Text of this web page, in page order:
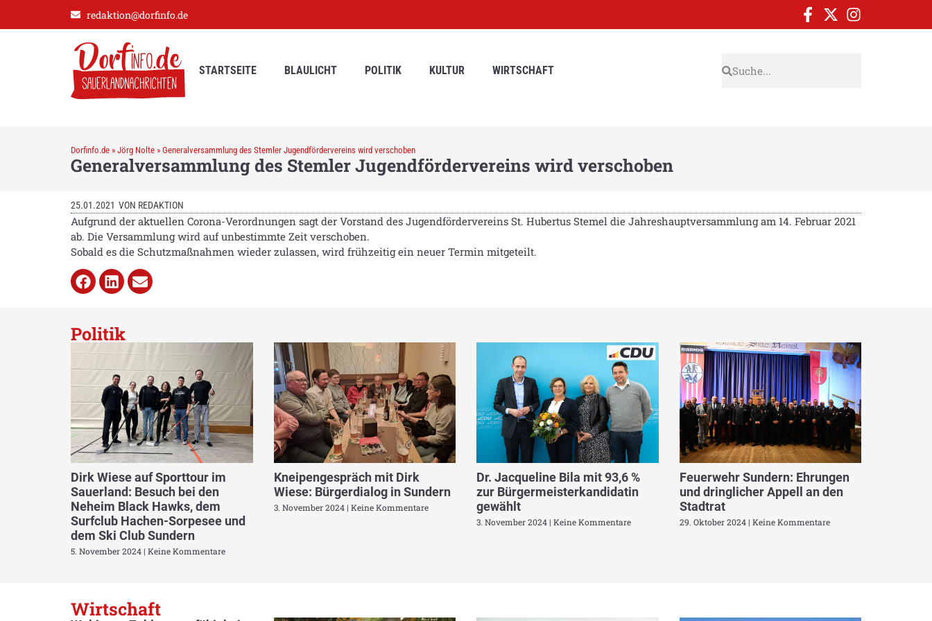
redaktion@dorfinfo.de
STARTSEITE BLAULICHT POLITIK KULTUR WIRTSCHAFT
Dorfinfo.de » Jörg Nolte » Generalversammlung des Stemler Jugendfördervereins wird verschoben
Generalversammlung des Stemler Jugendfördervereins wird verschoben
25.01.2021 VON REDAKTION
Aufgrund der aktuellen Corona-Verordnungen sagt der Vorstand des Jugendfördervereins St. Hubertus Stemel die Jahreshauptversammlung am 14. Februar 2021
ab. Die Versammlung wird auf unbestimmte Zeit verschoben.
Sobald es die Schutzmaßnahmen wieder zulassen, wird frühzeitig ein neuer Termin mitgeteilt.
Politik
Dirk Wiese auf Sporttour im
Sauerland: Besuch bei den
Neheim Black Hawks, dem
Surfclub Hachen-Sorpesee und
dem Ski Club Sundern
5. November 2024 Keine Kommentare
Kneipengespräch mit Dirk
Wiese: Bürgerdialog in Sundern
3. November 2024 Keine Kommentare
Dr. Jacqueline Bila mit 93,6 %
zur Bürgermeisterkandidatin
gewählt
3. November 2024 Keine Kommentare
Feuerwehr Sundern: Ehrungen
und dringlicher Appell an den
Stadtrat
29. Oktober 2024 Keine Kommentare
Wirtschaft